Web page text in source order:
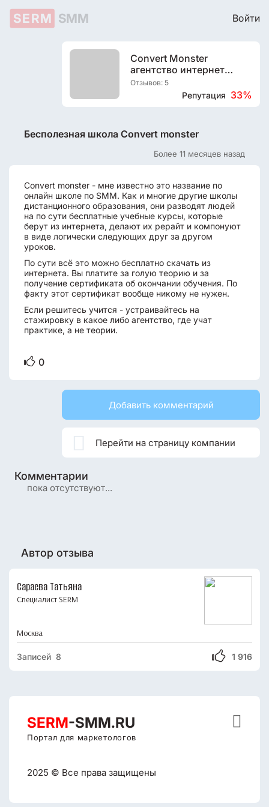
SERM SMM Войти
Convert Monster
агентство интернет
маркетинга
Отзывов: 5
Репутация 33%
Бесполезная школа Convert monster
Более 11 месяцев назад
Convert monster - мне известно это название по
онлайн школе по SMM. Как и многие другие школы
дистанционного образования, они разводят людей
на по сути бесплатные учебные курсы, которые
берут из интернета, делают их рерайт и компонуют
в виде логически следующих друг за другом
уроков.
По сути всё это можно бесплатно скачать из
интернета. Вы платите за голую теорию и за
получение сертификата об окончании обучения. По
факту этот сертификат вообще никому не нужен.
Если решитесь учится - устраивайтесь на
стажировку в какое либо агентство, где учат
практике, а не теории.
0
Добавить комментарий
Перейти на страницу компании
Комментарии
пока отсутствуют...
Автор отзыва
Сараева Татьяна
Специалист SERM
Москва
1 916
Записей 8
SERM-SMM.RU
Портал для маркетологов
2025 © Все права защищены
